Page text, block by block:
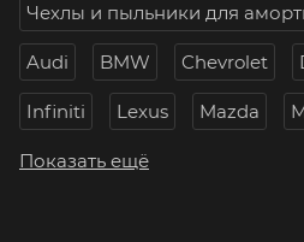
Чехлы и пыльники для
Audi BMW Chevrolet
Infiniti Lexus Mazda
Показать ещё